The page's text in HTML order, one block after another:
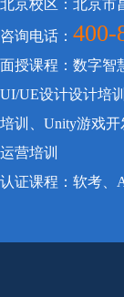
北京校区：北京市
咨询电话： 400-
面授课程：数字智
UI/UE设计设计培
培训、Unity游戏
运营培训
认证课程：软考、